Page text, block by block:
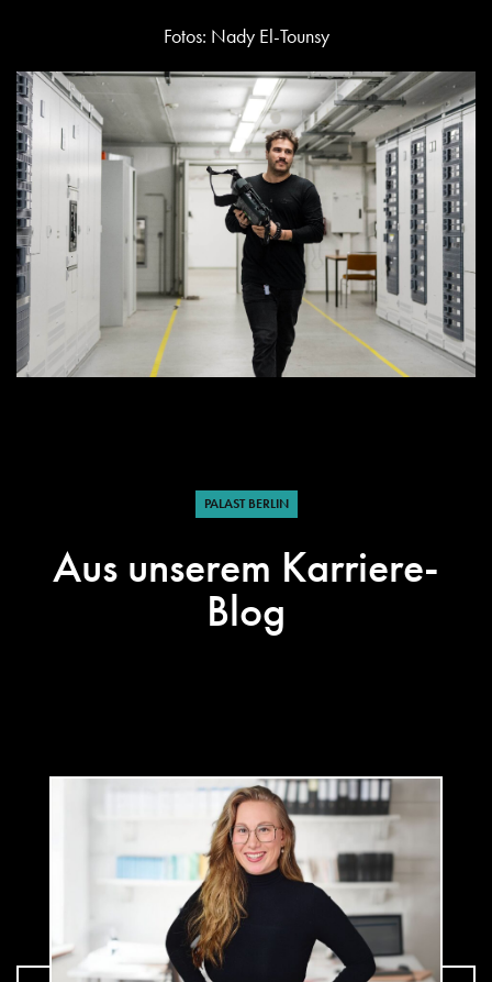
Fotos: Nady El-Tounsy
PALAST BERLIN
Aus unserem Karriere-
Blog